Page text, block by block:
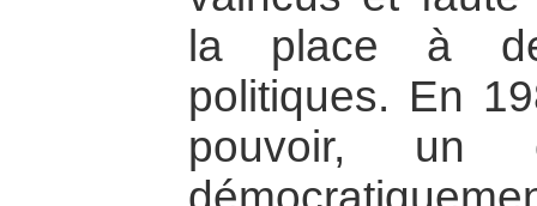
la place à
politiques. En
pouvoir,